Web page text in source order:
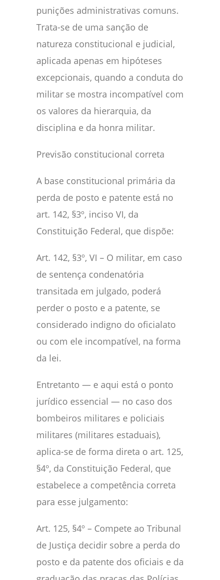
punições administrativas comuns.
Trata-se de uma sanção de
natureza constitucional e judicial,
aplicada apenas em hipóteses
excepcionais, quando a conduta do
militar se mostra incompatível com
os valores da hierarquia, da
disciplina e da honra militar.
Previsão constitucional correta
A base constitucional primária da
perda de posto e patente está no
art. 142, §3º, inciso VI, da
Constituição Federal, que dispõe:
Art. 142, §3º, VI – O militar, em caso
de sentença condenatória
transitada em julgado, poderá
perder o posto e a patente, se
considerado indigno do oficialato
ou com ele incompatível, na forma
da lei.
Entretanto — e aqui está o ponto
jurídico essencial — no caso dos
bombeiros militares e policiais
militares (militares estaduais),
aplica-se de forma direta o art. 125,
§4º, da Constituição Federal, que
estabelece a competência correta
para esse julgamento:
Art. 125, §4º – Compete ao Tribunal
de Justiça decidir sobre a perda do
posto e da patente dos oficiais e da